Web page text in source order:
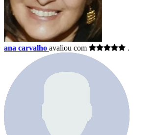
ana carvalho avaliou com .